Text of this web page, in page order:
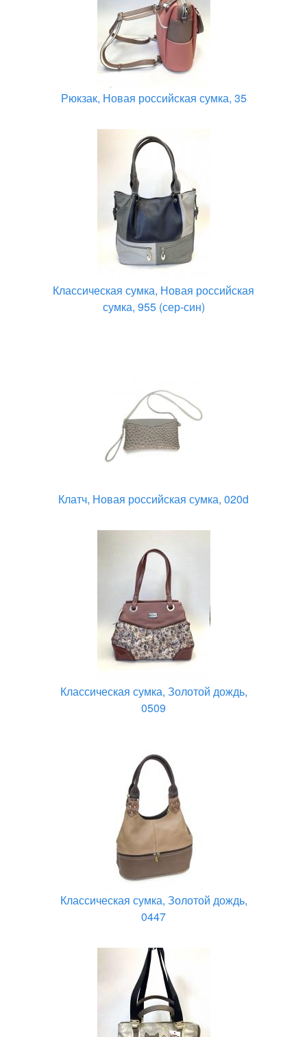
Рюкзак, Новая российская сумка, 35
Классическая сумка, Новая российская
сумка, 955 (сер-син)
Клатч, Новая российская сумка, 020d
Классическая сумка, Золотой дождь,
0509
Классическая сумка, Золотой дождь,
0447